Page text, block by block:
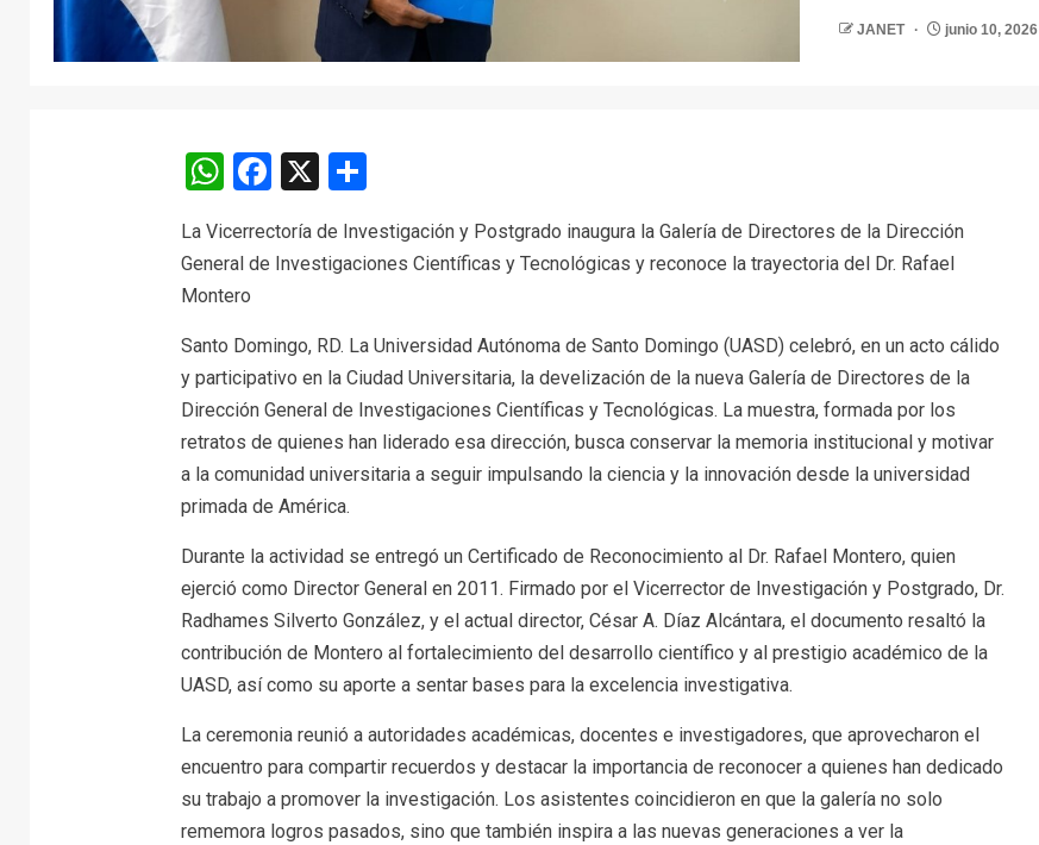
JANET junio 10, 2026
WhatsApp
Facebook
X Compartir
La Vicerrectoría de Investigación y Postgrado inaugura la Galería de Directores de la Dirección
General de Investigaciones Científicas y Tecnológicas y reconoce la trayectoria del Dr. Rafael
Montero
Santo Domingo, RD. La Universidad Autónoma de Santo Domingo (UASD) celebró, en un acto cálido
y participativo en la Ciudad Universitaria, la develización de la nueva Galería de Directores de la
Dirección General de Investigaciones Científicas y Tecnológicas. La muestra, formada por los
retratos de quienes han liderado esa dirección, busca conservar la memoria institucional y motivar
a la comunidad universitaria a seguir impulsando la ciencia y la innovación desde la universidad
primada de América.
Durante la actividad se entregó un Certificado de Reconocimiento al Dr. Rafael Montero, quien
ejerció como Director General en 2011. Firmado por el Vicerrector de Investigación y Postgrado, Dr.
Radhames Silverto González, y el actual director, César A. Díaz Alcántara, el documento resaltó la
contribución de Montero al fortalecimiento del desarrollo científico y al prestigio académico de la
UASD, así como su aporte a sentar bases para la excelencia investigativa.
La ceremonia reunió a autoridades académicas, docentes e investigadores, que aprovecharon el
encuentro para compartir recuerdos y destacar la importancia de reconocer a quienes han dedicado
su trabajo a promover la investigación. Los asistentes coincidieron en que la galería no solo
rememora logros pasados, sino que también inspira a las nuevas generaciones a ver la